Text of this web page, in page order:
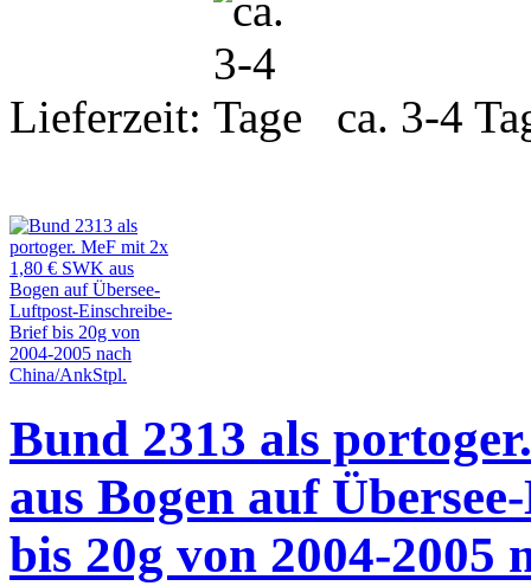
Lieferzeit: ca. 3-4
Bund 2313 als
aus Bogen auf
bis 20g von 2004-